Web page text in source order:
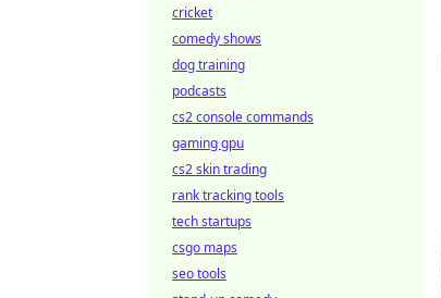
cricket
comedy shows
dog training
podcasts
cs2 console commands
gaming gpu
cs2 skin trading
rank tracking tools
tech startups
csgo maps
seo tools